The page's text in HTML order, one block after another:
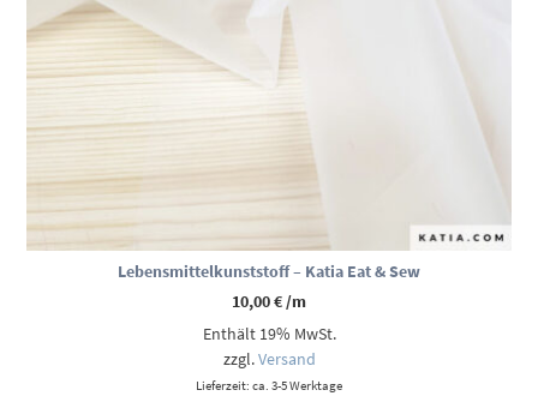
Lebensmittelkunststoff – Katia Eat & Sew
10,00€/m
Enthält 19% MwSt.
zzgl.Versand
Lieferzeit: ca. 3-5 Werktage